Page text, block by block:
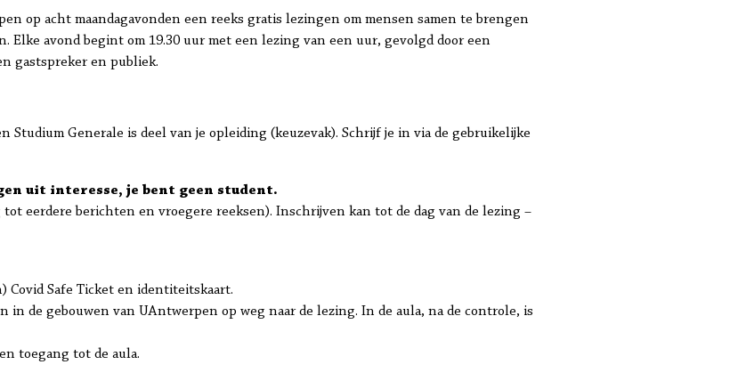
op acht maandagavonden een reeks gratis lezingen om mensen samen te brengen
Elke avond begint om 19.30 uur met een lezing van een uur, gevolgd door een
gastspreker en publiek.
Studium Generale is deel van je opleiding (keuzevak). Schrijf je in via de gebruikelijke
uit interesse, je bent geen student.
eerdere berichten en vroegere reeksen). Inschrijven kan tot de dag van de lezing –
Covid Safe Ticket en identiteitskaart.
in de gebouwen van UAntwerpen op weg naar de lezing. In de aula, na de controle, is
toegang tot de aula.